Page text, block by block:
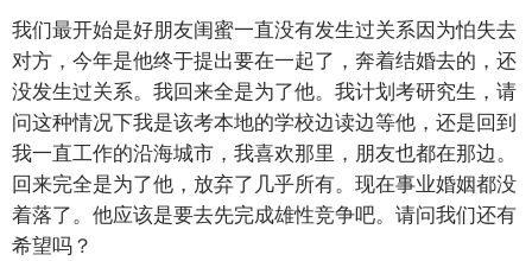
我们最开始是好朋友闺蜜一直没有发生过关系因为怕失去
对方，今年是他终于提出要在一起了，奔着结婚去的，还
没发生过关系。我回来全是为了他。我计划考研究生，请
问这种情况下我是该考本地的学校边读边等他，还是回到
我一直工作的沿海城市，我喜欢那里，朋友也都在那边。
回来完全是为了他，放弃了几乎所有。现在事业婚姻都没
着落了。他应该是要去先完成雄性竞争吧。请问我们还有
希望吗？